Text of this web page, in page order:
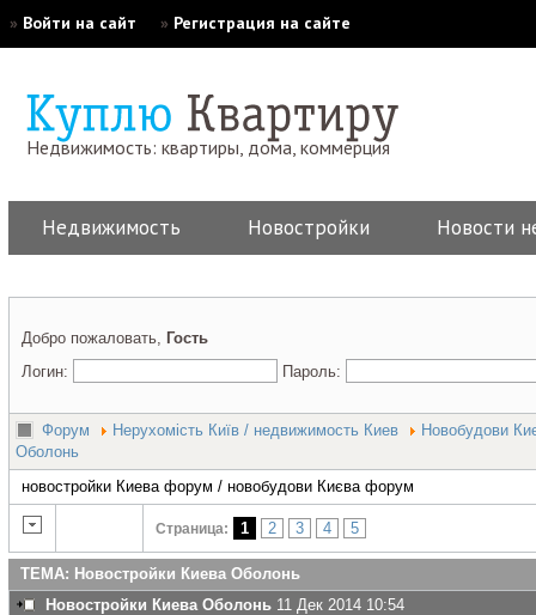
» Войти на сайт » Регистрация на сайте
Недвижимость: квартиры, дома, коммерция
Недвижимость Новостройки Новости
Добро пожаловать, Гость
Логин:
Пароль:
Форум Нерухомість Київ / недвижимость Киев
Новобудови
Оболонь
новостройки Киева форум / новобудови Києва форум
Страница: 1 2 3 4 5
ТЕМА: Новостройки Киева Оболонь
Новостройки Киева Оболонь 11 Дек 2014 10:54